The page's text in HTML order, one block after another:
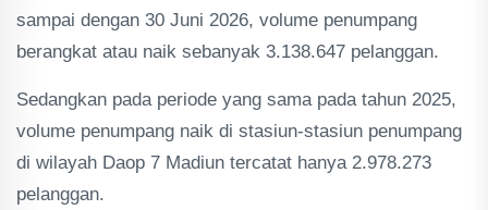
sampai dengan 30 Juni 2026, volume penumpang
berangkat atau naik sebanyak 3.138.647 pelanggan.
Sedangkan pada periode yang sama pada tahun 2025,
volume penumpang naik di stasiun-stasiun penumpang
di wilayah Daop 7 Madiun tercatat hanya 2.978.273
pelanggan.